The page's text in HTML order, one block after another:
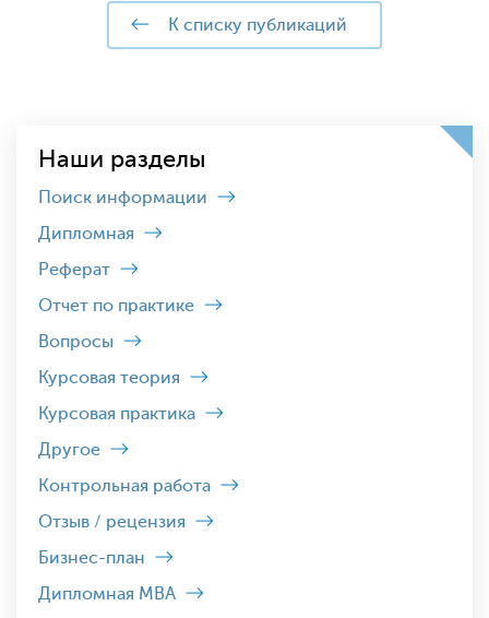
к списку публикаций
Наши разделы
Поиск информации
Дипломная
Реферат
Отчет по практике
Вопросы
Курсовая теория
Курсовая практика
Другое
Контрольная работа
Отзыв / рецензия
Бизнес-план
Дипломная MBA